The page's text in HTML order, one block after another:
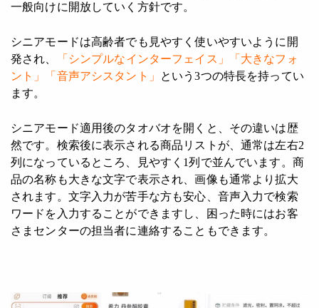
一般向けに開放していく方針です。
シニアモードは高齢者でも見やすく使いやすいように開
発され、
「シンプルなインターフェイス」「大きなフォ
ント」「音声アシスタント」
という3つの特長を持ってい
ます。
シニアモード適用後のタオバオを開くと、その違いは歴
然です。検索後に表示される商品リストが、通常は左右2
列になっているところ、見やすく1列で並んでいます。商
品の名称も大きな文字で表示され、画像も通常より拡大
されます。文字入力が苦手な方も安心、音声入力で検索
ワードを入力することができますし、困った時にはお客
さまセンターの担当者に連絡することもできます。